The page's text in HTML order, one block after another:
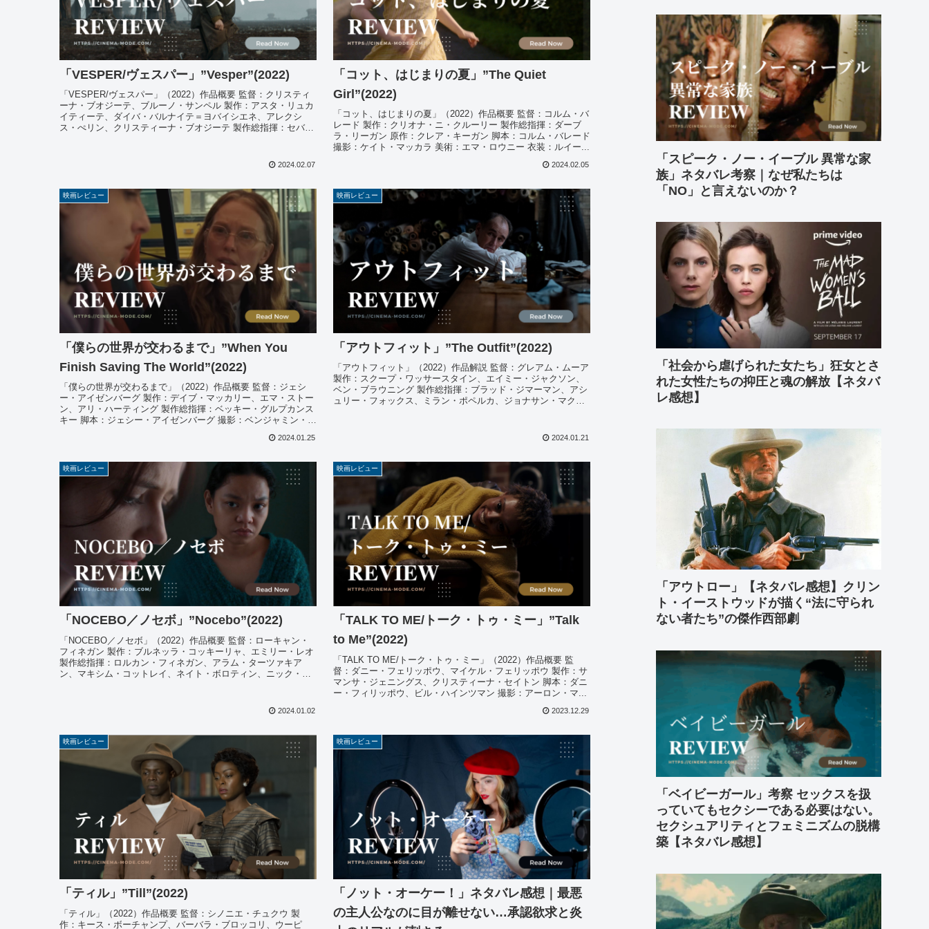
「VESPER/ヴェスパー」”Vesper”(2022)
「VESPER/ヴェスパー」（2022）作品概要 監督：クリスティ
ーナ・ブオジーテ、ブルーノ・サンペル 製作：アスタ・リュカ
イティーテ、ダイバ・バルナイテ＝ヨバイシエネ、アレクシ
ス・ぺリン、クリスティーナ・ブオジーテ 製作総指揮：セバス
2024.02.07
「コット、はじまりの夏」”The Quiet
Girl”(2022)
「コット、はじまりの夏」（2022）作品概要 監督：コルム・バ
レード 製作：クリオナ・ニ・クルーリー 製作総指揮：ダーブ
ラ・リーガン 原作：クレア・キーガン 脚本：コルム・バレード
撮影：ケイト・マッカラ 美術：エマ・ロウニー 衣装：ルイー...
2024.02.05
映画レビュー
「僕らの世界が交わるまで」”When You
Finish Saving The World”(2022)
「僕らの世界が交わるまで」（2022）作品概要 監督：ジェシ
ー・アイゼンバーグ 製作：デイブ・マッカリー、エマ・ストー
ン、アリ・ハーティング 製作総指揮：ベッキー・グルプカンス
キー 脚本：ジェシー・アイゼンバーグ 撮影：ベンジャミン・ロ
2024.01.25
映画レビュー
「アウトフィット」”The Outfit”(2022)
「アウトフィット」（2022）作品解説 監督：グレアム・ムーア
製作：スクープ・ワッサースタイン、エイミー・ジャクソン、
ベン・ブラウニング 製作総指揮：ブラッド・ジマーマン、アシ
ュリー・フォックス、ミラン・ポペルカ、ジョナサン・マクレ
2024.01.21
映画レビュー
「NOCEBO／ノセボ」”Nocebo”(2022)
「NOCEBO／ノセボ」（2022）作品概要 監督：ローキャン・
フィネガン 製作：ブルネッラ・コッキーリャ、エミリー・レオ
製作総指揮：ロルカン・フィネガン、アラム・ターツァキア
ン、マキシム・コットレイ、ネイト・ボロティン、ニック・ス
2024.01.02
映画レビュー
「TALK TO ME/トーク・トゥ・ミー」”Talk
to Me”(2022)
「TALK TO ME/トーク・トゥ・ミー」（2022）作品概要 監
督：ダニー・フェリッポウ、マイケル・フェリッポウ 製作：サ
マンサ・ジェニングス、クリスティーナ・セイトン 脚本：ダニ
ー・フィリッポウ、ビル・ハインツマン 撮影：アーロン・マ...
2023.12.29
映画レビュー
「ティル」”Till”(2022)
「ティル」（2022）作品概要 監督：シノニエ・チュクウ 製
作：キース・ボーチャンプ、バーバラ・ブロッコリ、ウーピ
映画レビュー
「ノット・オーケー！」ネタバレ感想｜最悪
の主人公なのに目が離せない…承認欲求と炎
「スピーク・ノー・イーブル 異常な家
族」ネタバレ考察｜なぜ私たちは
「NO」と言えないのか？
「社会から虐げられた女たち」狂女とさ
れた女性たちの抑圧と魂の解放【ネタバ
レ感想】
「アウトロー」【ネタバレ感想】クリン
ト・イーストウッドが描く“法に守られ
ない者たち”の傑作西部劇
「ベイビーガール」考察 セックスを扱
っていてもセクシーである必要はない。
セクシュアリティとフェミニズムの脱構
築【ネタバレ感想】